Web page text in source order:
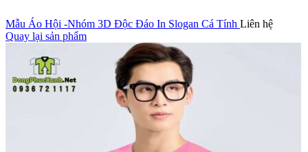
Mẫu Áo Hội -Nhóm 3D Độc Đáo In Slogan Cá Tính Liên hệ
Quay lại sản phẩm